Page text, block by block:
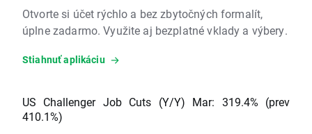
Otvorte si účet rýchlo a bez zbytočných formalít,
úplne zadarmo. Využite aj bezplatné vklady a výbery.
Stiahnuť aplikáciu
US Challenger Job Cuts (Y/Y) Mar: 319.4% (prev
410.1%)